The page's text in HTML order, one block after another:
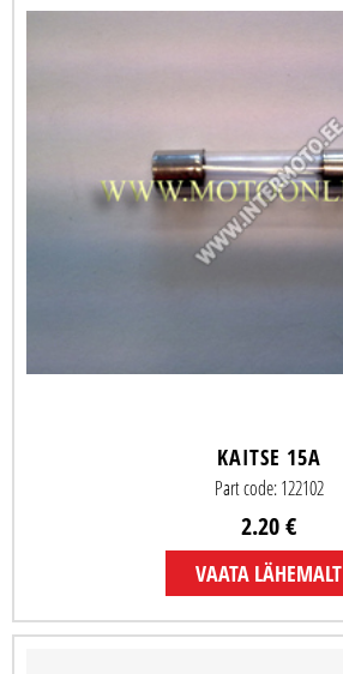
KAITSE 15A
Part code: 122102
2.20 €
VAATA LÄHEMALT